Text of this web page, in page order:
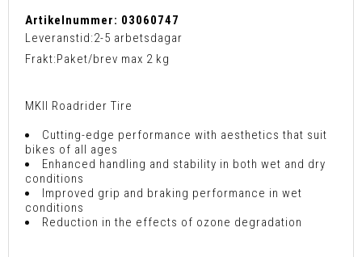
Artikelnummer: 03060747
Leveranstid:2-5 arbetsdagar
Frakt:Paket/brev max 2 kg
MKII Roadrider Tire
Cutting-edge performance with aesthetics that suit
bikes of all ages
Enhanced handling and stability in both wet and dry
conditions
Improved grip and braking performance in wet
conditions
Reduction in the effects of ozone degradation